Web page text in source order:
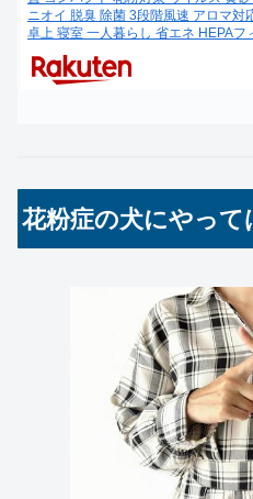
ニオイ 脱臭 除菌 3段階風速 アロマ対
卓上 寝室 一人暮らし 省エネ HEPAフ
花粉症の犬にやっ